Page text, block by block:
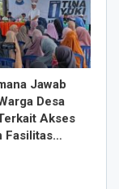
Jawab
Desa
Akses
Fasilitas…